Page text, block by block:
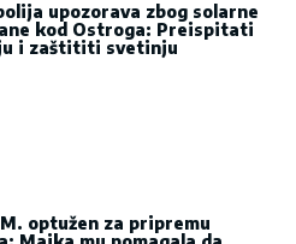
upozorava zbog solarne
kod Ostroga: Preispitati
i zaštititi svetinju
optužen za pripremu